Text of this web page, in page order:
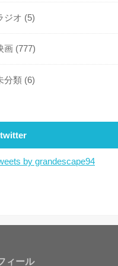
ジオ (5)
画 (777)
分類 (6)
twitter
by grandescape94
ィール